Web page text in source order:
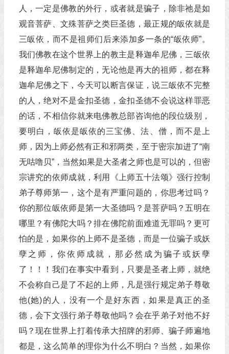
人，一定是佛教的外行，或者就是骗子，除非祂是如
观音菩萨、文殊菩萨之类巨圣德，最正规的皈依就是
三皈依，而不是祖师们后来添加多一条的“皈依师”。
我们佛教在这个世界上的教主是释迦牟尼佛，三皈依
是释迦牟尼佛制定的，无论他是再大的祖师，都在释
迦牟尼佛之下，今天可以断言保证，说三皈依不完整
的人，绝对不是金扣圣德，金扣圣德不会说这样罪恶
的话，不相信你就来电佛教总部咨询他的段位级别，
要明白，皈依是皈依的三宝佛、法、僧，而不是上
师，因为上师必然有正和邪两类，至于密宗加进了“南
无咕噜贝”，当然如果是大圣者之师也是可以的，但密
宗讲究的依师成就，利用《上师五十法颂》强行控制
弟子尊师第一，这个是有严重问题的，你思考过吗？
你的那位皈依师是第一大圣德吗？是菩萨吗？五明在
哪里？有佛陀大吗？排在佛陀前面难道无罪吗？更可
怕的是，如果你的上师不是圣德，而是一位骗子或妖
孽之师，你依师成就，那必然成为骗子或妖孽
了！！！我们在事实中看到，只要是圣者上师，就绝
不会称自己是了不起的上师，凡是强行规定弟子尊敬
他(她)的人，没有一个是好东西，如果是真正的圣
德，会下文强行弟子尊敬他吗？会在乎弟子对他不好
吗？现在世界上打着传承大招牌的邪师、骗子师遍地
都是，这么简单的理你为什么不明白？当然，如果你